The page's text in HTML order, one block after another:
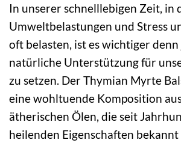
In unserer schnelllebigen Zeit, in
Umweltbelastungen und Stress
oft belasten, ist es wichtiger denn
natürliche Unterstützung für
zu setzen. Der Thymian Myrte
eine wohltuende Komposition
ätherischen Ölen, die seit
heilenden Eigenschaften bekannt